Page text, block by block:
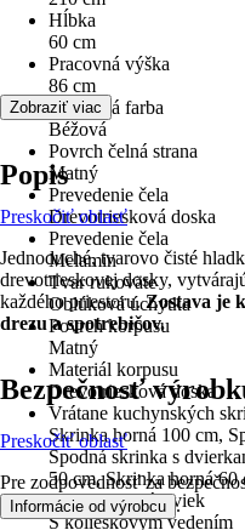
Hĺbka
60 cm
Pracovná výška
86 cm
Základná farba
Béžová
Povrch čelná strana
Matný
Prevedenie čela
Drevotriesková doska
Prevedenie čela
Melamin
Tvar rukoväte
Oblúková úchytka
Povrch korpusu
Matný
Materiál korpusu
Drevotriesková doska
Vrátane kuchynských
Skrinka horná 100 cm,
Spodná skrinka s
50 cm, Skrinka horná 60
Prevedenie zásuviek
S kolieskovým vedením
Zobraziť viac
Popis
Preskočiť oblasť
Jednoduché, tvarovo čisté
drevotrieskovej dosky,
každého priestoru.Zostava je
drezu a spotrebičov.
Bezpečnosť
Preskočiť oblasť
Pre zodpovednosť za
Informácie od výrobcu .